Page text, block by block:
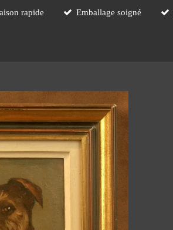
rapide Emballage soigné